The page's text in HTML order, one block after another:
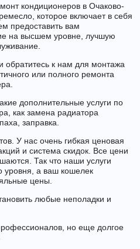
кондиционеров в Очаково-
которое включает в себя
предоставить вам
на высшем уровне, лучшую
обратитесь к нам для монтажа
или полного ремонта
дополнительные услуги по
как замена радиатора
заправка.
У нас очень гибкая ценовая
и система скидок. Все цени
Так что наши услуги
уровня, а ваш кошелек
цены.
любые неполадки и
но еще долгое